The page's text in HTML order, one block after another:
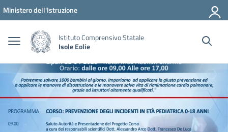
Vai ai contenuti
Vai al menu di navigazione
Vai al footer
Ministero dell'Istruzione
Istituto Comprensivo Statale
Isole Eolie